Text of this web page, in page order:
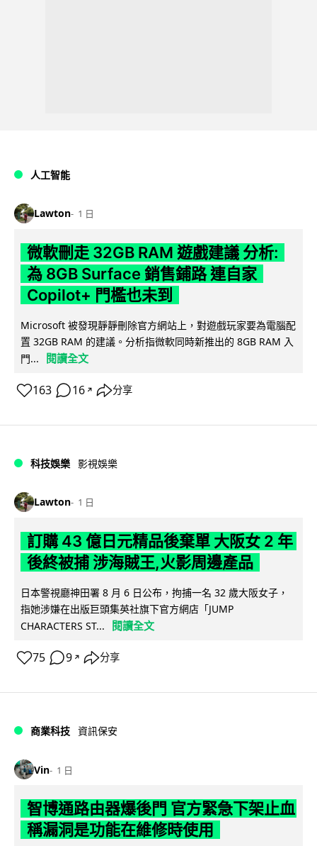
人工智能
Lawton 1 日
微軟刪走 32GB RAM 遊戲建議 分析:
為 8GB Surface 銷售鋪路 連自家
Copilot+ 門檻也未到
Microsoft 被發現靜靜刪除官方網站上，對遊戲玩家要為電腦配
置 32GB RAM 的建議。分析指微軟同時新推出的 8GB RAM 入
門...
閱讀全文
163 16 ↗ 分享
科技娛樂 影視娛樂
Lawton 1 日
訂購 43 億日元精品後棄單 大阪女 2 年
後終被捕 涉海賊王,火影周邊產品
日本警視廳神田署 8 月 6 日公布，拘捕一名 32 歲大阪女子，
指她涉嫌在出版巨頭集英社旗下官方網店「JUMP
CHARACTERS ST...
閱讀全文
75 9 ↗ 分享
商業科技 資訊保安
Vin 1 日
智博通路由器爆後門 官方緊急下架止血
稱漏洞是功能在維修時使用